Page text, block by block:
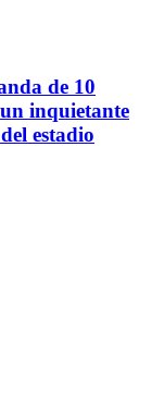
de 10
inquietante
estadio